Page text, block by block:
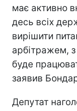
має активно
десь всіх
вирішити
арбітражем,
буде
заявив
Депутат